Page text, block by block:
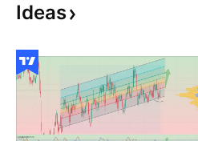
Ideas